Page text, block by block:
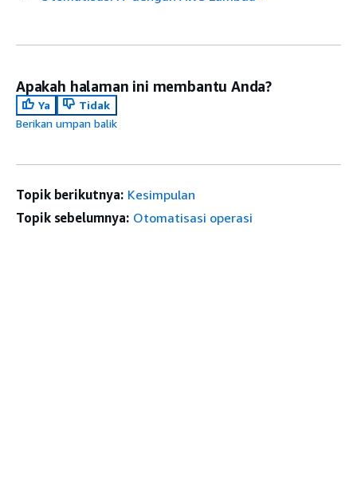
Apakah halaman ini membantu Anda?
Ya
Tidak
Berikan umpan balik
Topik berikutnya: Kesimpulan
Topik sebelumnya: Otomatisasi operasi